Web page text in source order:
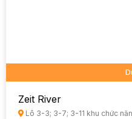
Zeit River
Lô 3-3; 3-7; 3-11 khu chức